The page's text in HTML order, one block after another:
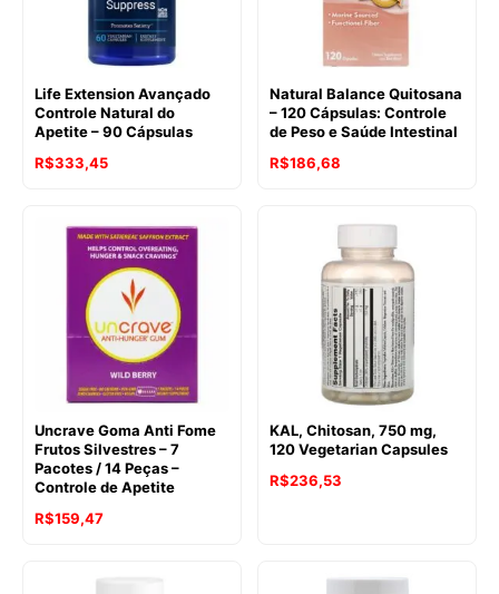
Life Extension Avançado
Controle Natural do
Apetite – 90 Cápsulas
R$333,45
Natural Balance Quitosana
– 120 Cápsulas: Controle
de Peso e Saúde Intestinal
R$186,68
Uncrave Goma Anti Fome
Frutos Silvestres – 7
Pacotes / 14 Peças –
Controle de Apetite
R$159,47
KAL, Chitosan, 750 mg,
120 Vegetarian Capsules
R$236,53